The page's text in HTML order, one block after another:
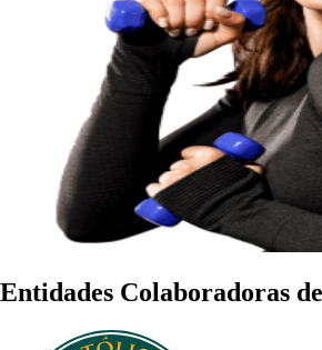
Entidades Colaboradoras